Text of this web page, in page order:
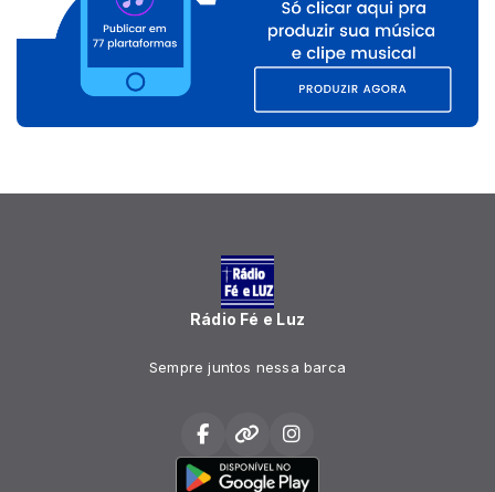
Rádio Fé e Luz
Sempre juntos nessa barca